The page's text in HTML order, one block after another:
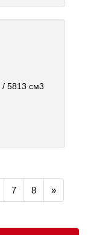
/ 5813 см3
7 8 »